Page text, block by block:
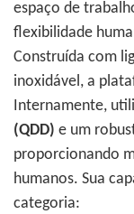
espaço de
flexibilidade
Construída com
inoxidável, a
Internamente,
(QDD) e um
proporcionando
humanos. Sua
categoria: